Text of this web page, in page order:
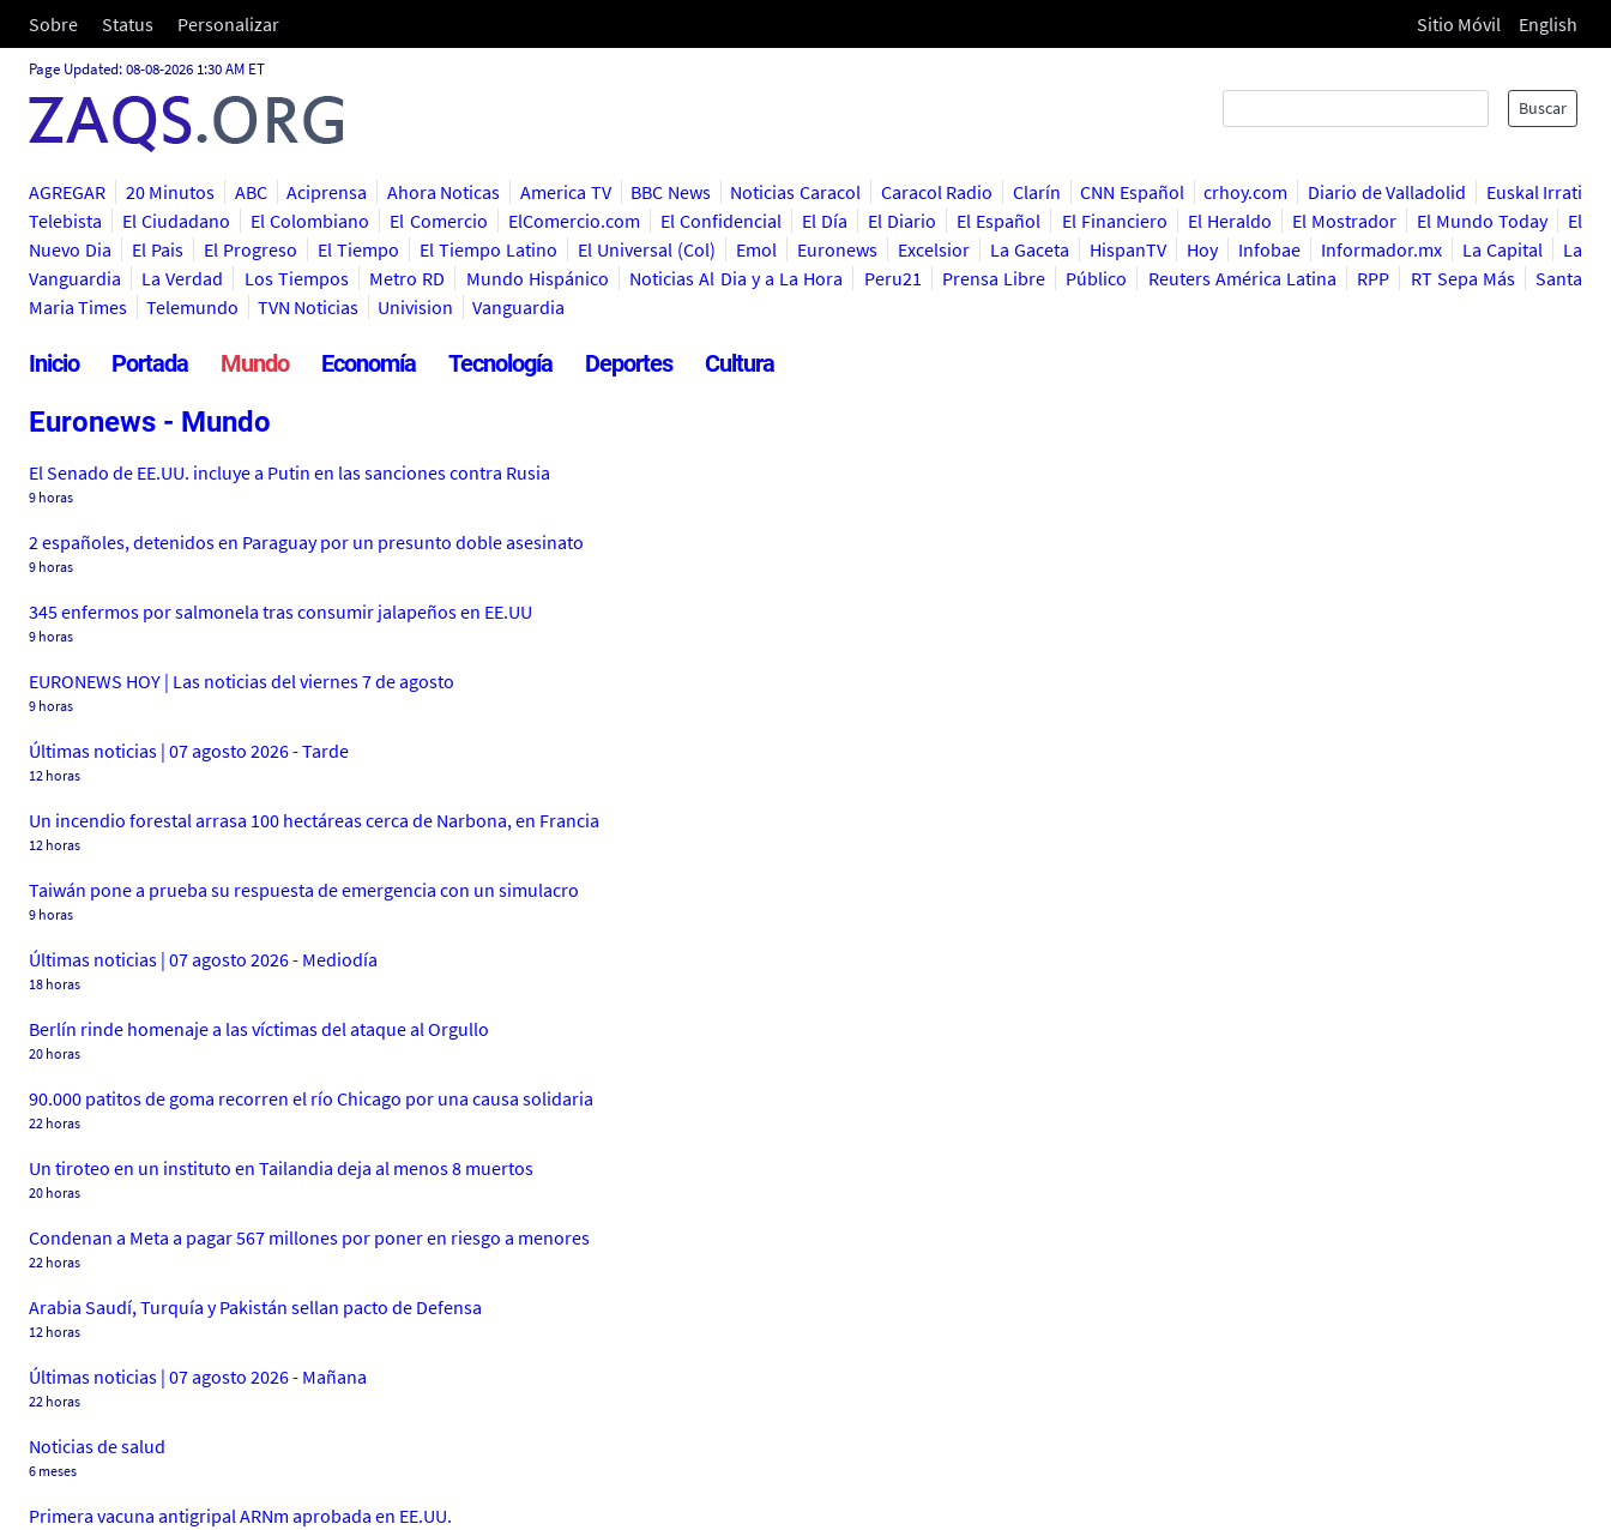
Sobre Status Personalizar Sitio Móvil English
Page Updated: 08-08-2026 1:30 AM ET
Buscar
AGREGAR 20 Minutos ABC Aciprensa Ahora Noticas America TV BBC News Noticias Caracol Caracol Radio Clarín CNN Español crhoy.com Diario de Valladolid
Euskal Irrati
Telebista
El Ciudadano El Colombiano El Comercio ElComercio.com El Confidencial El Día El Diario El Español El Financiero El Heraldo El Mostrador El Mundo Today
El
Nuevo Dia
El Pais El Progreso El Tiempo El Tiempo Latino El Universal (Col) Emol Euronews Excelsior La Gaceta HispanTV Hoy Infobae Informador.mx La Capital
La
Vanguardia
La Verdad Los Tiempos Metro RD Mundo Hispánico Noticias Al Dia y a La Hora Peru21 Prensa Libre Público Reuters América Latina RPP RT Sepa Más
Santa
Maria Times
Telemundo TVN Noticias Univision Vanguardia
Inicio Portada Mundo Economía Tecnología Deportes Cultura
Euronews - Mundo
El Senado de EE.UU. incluye a Putin en las sanciones contra Rusia
9 horas
2 españoles, detenidos en Paraguay por un presunto doble asesinato
9 horas
345 enfermos por salmonela tras consumir jalapeños en EE.UU
9 horas
EURONEWS HOY | Las noticias del viernes 7 de agosto
9 horas
Últimas noticias | 07 agosto 2026 - Tarde
12 horas
Un incendio forestal arrasa 100 hectáreas cerca de Narbona, en Francia
12 horas
Taiwán pone a prueba su respuesta de emergencia con un simulacro
9 horas
Últimas noticias | 07 agosto 2026 - Mediodía
18 horas
Berlín rinde homenaje a las víctimas del ataque al Orgullo
20 horas
90.000 patitos de goma recorren el río Chicago por una causa solidaria
22 horas
Un tiroteo en un instituto en Tailandia deja al menos 8 muertos
20 horas
Condenan a Meta a pagar 567 millones por poner en riesgo a menores
22 horas
Arabia Saudí, Turquía y Pakistán sellan pacto de Defensa
12 horas
Últimas noticias | 07 agosto 2026 - Mañana
22 horas
Noticias de salud
6 meses
Primera vacuna antigripal ARNm aprobada en EE.UU.